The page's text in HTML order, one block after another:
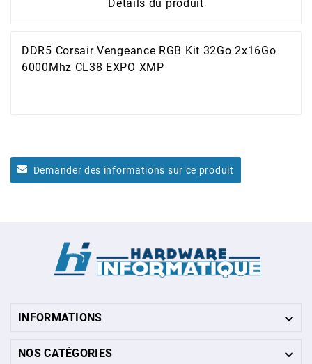
Détails du produit
DDR5 Corsair Vengeance RGB Kit 32Go 2x16Go
6000Mhz CL38 EXPO XMP
Demander des informations sur ce produit
INFORMATIONS 
NOS CATÉGORIES 